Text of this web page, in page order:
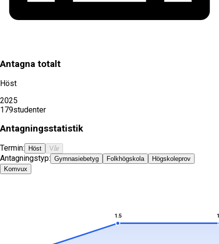
Antagna totalt
Höst
2025
179studenter
Antagningsstatistik
Termin: Höst Vår
Antagningstyp: Gymnasiebetyg Folkhögskola
Högskoleprov
Komvux
1.5